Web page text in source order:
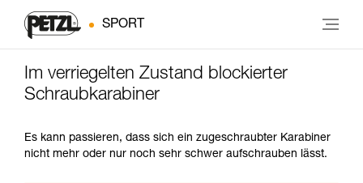
SPORT
Im verriegelten Zustand blockierter
Schraubkarabiner
Es kann passieren, dass sich ein zugeschraubter Karabiner
nicht mehr oder nur noch sehr schwer aufschrauben lässt.